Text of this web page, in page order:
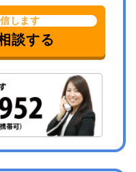
します
談する